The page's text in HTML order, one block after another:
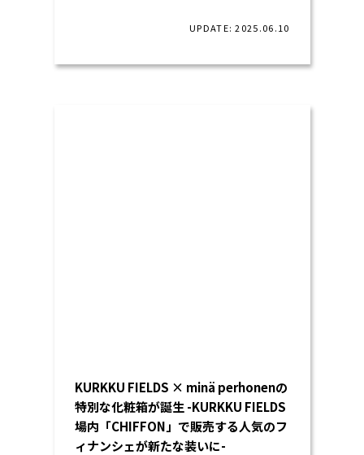
UPDATE: 2025.06.10
KURKKU FIELDS × minä perhonenの
特別な化粧箱が誕生 -KURKKU FIELDS
場内「CHIFFON」で販売する人気のフ
ィナンシェが新たな装いに-